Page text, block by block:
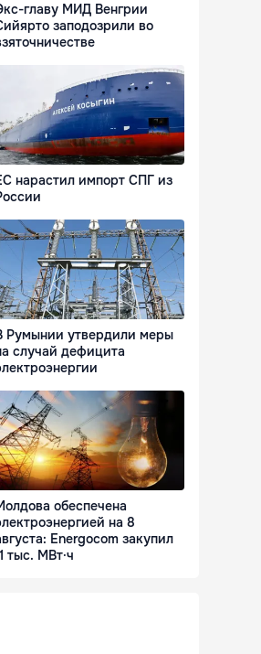
главу МИД Венгрии
заподозрили во
нарастил импорт СПГ из
Румынии утвердили меры
случай дефицита
обеспечена
на 8
Energocom закупил
тыс. МВт·ч